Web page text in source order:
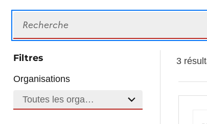
Filtres
Organisations
Toutes les organisations
3